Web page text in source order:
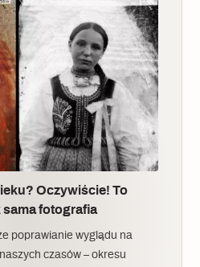
Oczywiście! To
sama fotografia
poprawianie wyglądu na
czasów – okresu